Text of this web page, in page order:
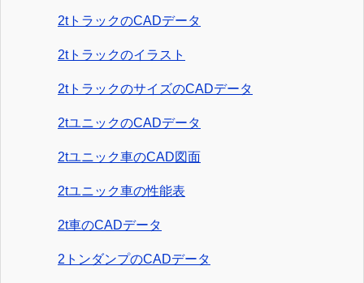
2tトラックのCADデータ
2tトラックのイラスト
2tトラックのサイズのCADデータ
2tユニックのCADデータ
2tユニック車のCAD図面
2tユニック車の性能表
2t車のCADデータ
2トンダンプのCADデータ